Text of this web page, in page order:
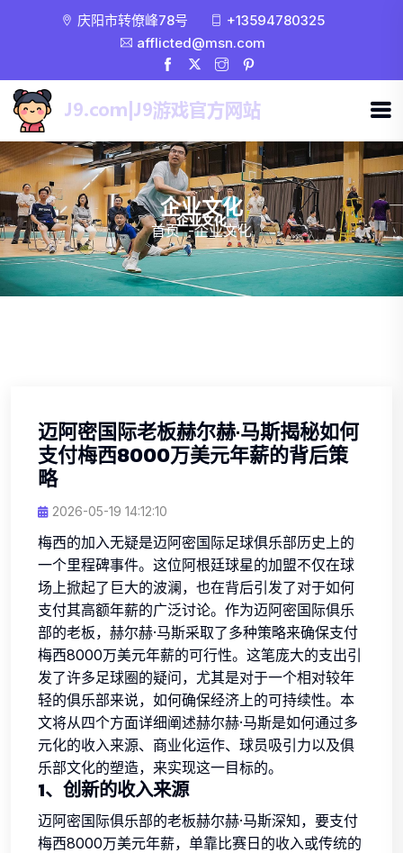
庆阳市转僚峰78号
+13594780325
afflicted@msn.com
企业文化
首页 -企业文化
迈阿密国际老板赫尔赫·马斯揭秘如何
支付梅西8000万美元年薪的背后策
略
2026-05-19 14:12:10
梅西的加入无疑是迈阿密国际足球俱乐部历史上的
一个里程碑事件。这位阿根廷球星的加盟不仅在球
场上掀起了巨大的波澜，也在背后引发了对于如何
支付其高额年薪的广泛讨论。作为迈阿密国际俱乐
部的老板，赫尔赫·马斯采取了多种策略来确保支付
梅西8000万美元年薪的可行性。这笔庞大的支出引
发了许多足球圈的疑问，尤其是对于一个相对较年
轻的俱乐部来说，如何确保经济上的可持续性。本
文将从四个方面详细阐述赫尔赫·马斯是如何通过多
元化的收入来源、商业化运作、球员吸引力以及俱
乐部文化的塑造，来实现这一目标的。
1、创新的收入来源
迈阿密国际俱乐部的老板赫尔赫·马斯深知，要支付
梅西8000万美元年薪，单靠比赛日的收入或传统的